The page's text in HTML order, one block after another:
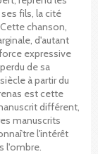
fils, la cité
chanson,
d'autant
expressive
de sa
à partir du
est cette
différent,
manuscrits
l'intérêt
l'ombre.